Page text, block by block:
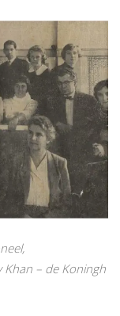
– de Koningh